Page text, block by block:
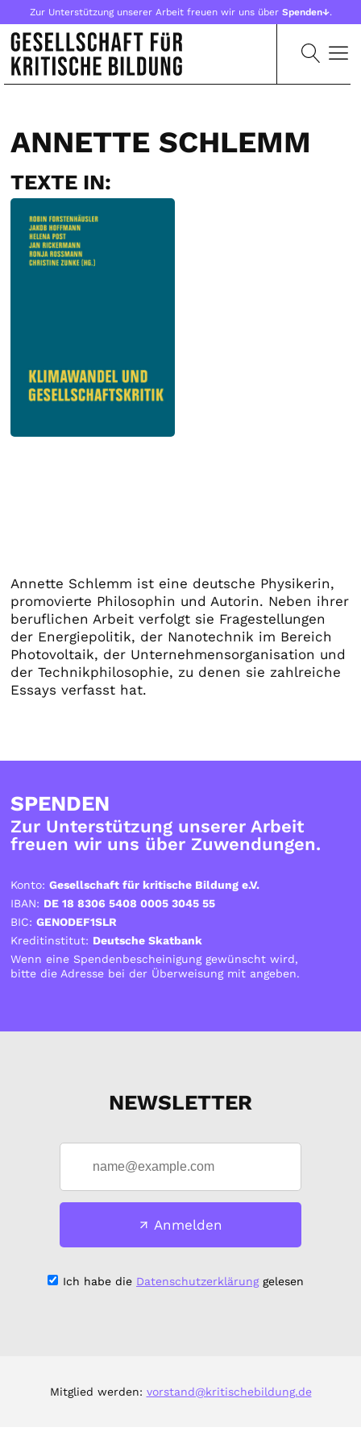
Zur Unterstützung unserer Arbeit freuen wir uns über Spenden↓.
ANNETTE SCHLEMM
TEXTE IN:
Annette Schlemm ist eine deutsche Physikerin,
promovierte Philosophin und Autorin. Neben ihrer
beruflichen Arbeit verfolgt sie Fragestellungen
der Energiepolitik, der Nanotechnik im Bereich
Photovoltaik, der Unternehmensorganisation und
der Technikphilosophie, zu denen sie zahlreiche
Essays verfasst hat.
SPENDEN
Zur Unterstützung unserer Arbeit
freuen wir uns über Zuwendungen.
Konto:Gesellschaft für kritische Bildung e.V.
IBAN: DE 18 8306 5408 0005 3045 55
BIC:GENODEF1SLR
Kreditinstitut: Deutsche Skatbank
Wenn eine Spendenbescheinigung gewünscht wird,
bitte die Adresse bei der Überweisung mit angeben.
NEWSLETTER
Anmelden
Ich habe die Datenschutzerklärunggelesen
Mitglied werden: vorstand@kritischebildung.de